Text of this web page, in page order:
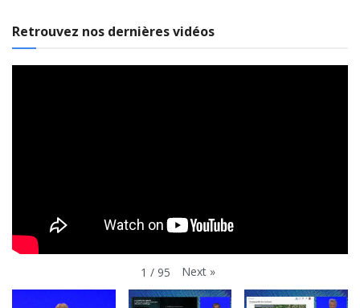
Retrouvez nos dernières vidéos
1 / 95 Next »